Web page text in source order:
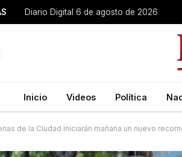
Diario Digital 6 de agosto de 2026
Inicio Videos Política
de la Ciudad iniciarán mañana un nuevo